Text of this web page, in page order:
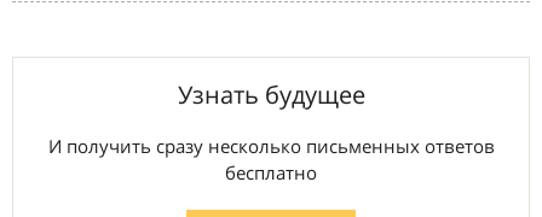
Узнать будущее
И получить сразу несколько письменных ответов
бесплатно